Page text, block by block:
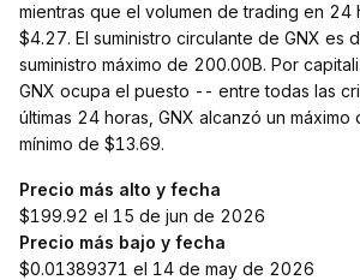
mientras que el volumen de trading en 24
$4.27. El suministro circulante de GNX es
suministro máximo de 200.00B. Por
GNX ocupa el puesto -- entre todas las
últimas 24 horas, GNX alcanzó un
mínimo de $13.69.
Precio más alto y fecha
$199.92 el 15 de jun de 2026
Precio más bajo y fecha
$0.01389371 el 14 de may de 2026